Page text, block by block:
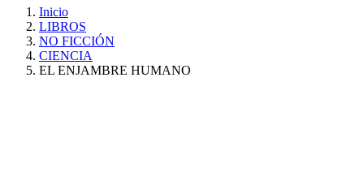
Inicio
LIBROS
NO FICCIÓN
CIENCIA
EL ENJAMBRE HUMANO